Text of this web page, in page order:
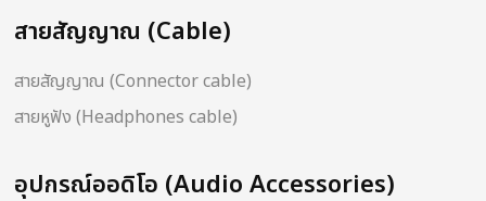
สายสัญญาณ (Cable)
สายสัญญาณ (Connector cable)
สายหูฟัง (Headphones cable)
อุปกรณ์ออดิโอ (Audio Accessories)